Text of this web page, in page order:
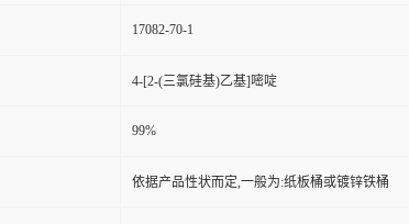
17082-70-1
4-[2-(三氯硅基)乙基]嘧啶
99%
依据产品性状而定,一般为:纸板桶或镀锌铁桶